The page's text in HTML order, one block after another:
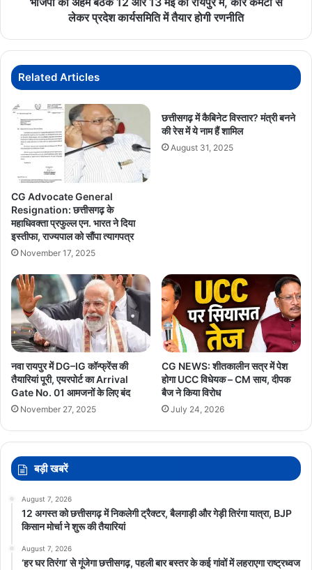
लेकर
प्रदेश
कार्यसमिति
तैयार
होगी
रणनीति
लेकर प्रदेश कार्यसमिति में तैयार होगी रणनीति
Related Articles
CG Advocate General
Resignation: छत्तीसगढ़ के
महाधिवक्ता प्रफुल्ल एन. भारत ने दिया
इस्तीफा, राज्यपाल को सौंपा त्यागपत्र
November 17, 2025
छत्तीसगढ़ में कैबिनेट विस्तार? मंत्री बनने
की रेस में ये नाम हैं शामिल
August 31, 2025
नवा रायपुर में DG–IG कॉन्फ्रेंस की
तैयारियां पूरी, एयरपोर्ट का Arrival
Gate No. 01 आमजनों के लिए बंद
November 27, 2025
CG NEWS: शीतकालीन सत्र में पेश
होगा UCC विधेयक – CM साय, दीपक
बैज ने किया विरोध
July 24, 2026
बड़ी खबरें
August 7, 2026
12 अगस्त को छत्तीसगढ़ में निकलेगी ट्रैक्टर, बैलगाड़ी और गेड़ी तिरंगा यात्रा, BJP
किसान मोर्चा ने शुरू की तैयारियां
August 7, 2026
‘हर घर तिरंगा’ से गूंजेगा छत्तीसगढ़, पहली बार बस्तर के कई गांवों में लहराएगा राष्ट्रध्वज